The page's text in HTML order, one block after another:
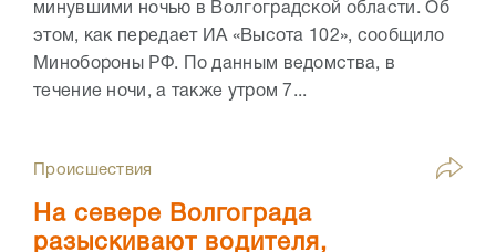
минувшими ночью в Волгоградской области. Об
этом, как передает ИА «Высота 102», сообщило
Минобороны РФ. По данным ведомства, в
течение ночи, а также утром 7...
Происшествия
На севере Волгограда
разыскивают водителя,